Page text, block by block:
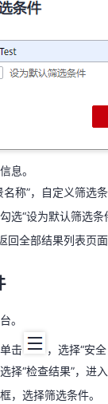
名称”，自定义筛选
选“设为默认筛选条
回全部结果列表页
击
“编辑”，弹出编辑
息。
名称”，自定义筛选条
选“设为默认筛选条
回全部结果列表页
。
击
，选择“安
择“检查结果”，进
，选择筛选条件。